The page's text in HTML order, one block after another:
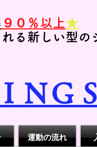
９０％以上★
る新しい型の
ＮＧ
運動の流れ